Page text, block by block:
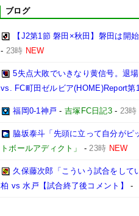
ブログ
【J2第1節 磐田×秋田】磐田は開
- 23時 NEW
5失点大敗でいきなり黄信号。退
vs. FC町田ゼルビア(HOME)Report第1
福岡0-1神戸 - 吉塚FC日記3- 23時
脇坂泰斗「先頭に立って自分がピ
トボールアディクト」
-23時 NEW
久保藤次郎「こういう試合をして
柏 vs 水戸【試合終了後コメント】
-